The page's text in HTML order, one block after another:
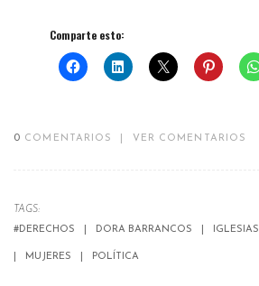
Comparte esto:
0 COMENTARIOS VER COMENTARIOS
TAGS:
#DERECHOS
DORA BARRANCOS IGLESIAS
MUJERES POLÍTICA